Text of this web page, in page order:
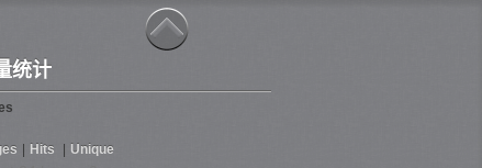
统计
| Hits | Unique